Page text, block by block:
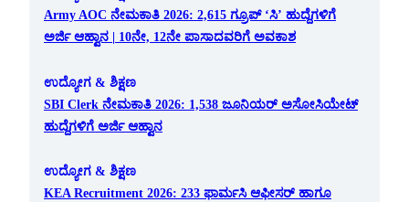
Army AOC ನೇಮಕಾತಿ 2026: 2,615 ಗ್ರೂಪ್ ‘ಸಿ’ ಹುದ್ದೆಗಳಿಗೆ
ಅರ್ಜಿ ಆಹ್ವಾನ | 10ನೇ, 12ನೇ ಪಾಸಾದವರಿಗೆ ಅವಕಾಶ
ಉದ್ಯೋಗ & ಶಿಕ್ಷಣ
SBI Clerk ನೇಮಕಾತಿ 2026: 1,538 ಜೂನಿಯರ್ ಅಸೋಸಿಯೇಟ್
ಹುದ್ದೆಗಳಿಗೆ ಅರ್ಜಿ ಆಹ್ವಾನ
ಉದ್ಯೋಗ & ಶಿಕ್ಷಣ
KEA Recruitment 2026: 233 ಫಾರ್ಮಸಿ ಆಫೀಸರ್ ಹಾಗೂ